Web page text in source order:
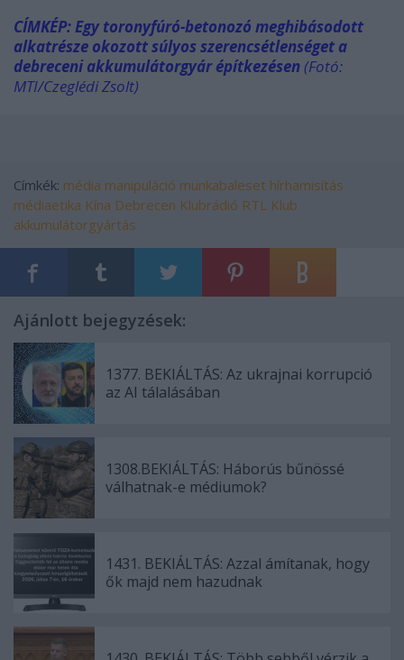
CÍMKÉP: Egy toronyfúró-betonozó meghibásodott
alkatrésze okozott súlyos szerencsétlenséget a
debreceni akkumulátorgyár építkezésen (Fotó:
MTI/Czeglédi Zsolt)
Címkék: média manipuláció munkabaleset hírhamisítás
médiaetika Kína Debrecen Klubrádió RTL Klub
akkumulátorgyártás
Ajánlott bejegyzések:
1377. BEKIÁLTÁS: Az ukrajnai korrupció
az AI tálalásában
1308.BEKIÁLTÁS: Háborús bűnössé
válhatnak-e médiumok?
1431. BEKIÁLTÁS: Azzal ámítanak, hogy
ők majd nem hazudnak